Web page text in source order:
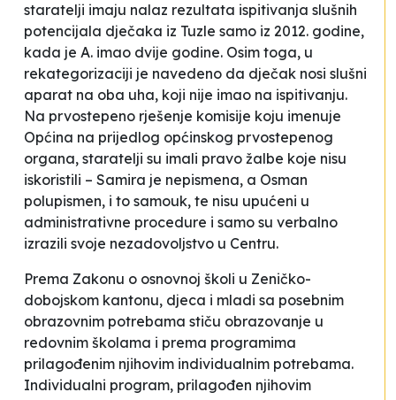
staratelji imaju nalaz rezultata ispitivanja slušnih
potencijala dječaka iz Tuzle samo iz 2012. godine,
kada je A. imao dvije godine. Osim toga, u
rekategorizaciji je navedeno da dječak nosi slušni
aparat na oba uha, koji nije imao na ispitivanju.
Na prvostepeno rješenje komisije koju imenuje
Općina na prijedlog općinskog prvostepenog
organa, staratelji su imali pravo žalbe koje nisu
iskoristili – Samira je nepismena, a Osman
polupismen, i to samouk, te nisu upućeni u
administrativne procedure i samo su verbalno
izrazili svoje nezadovoljstvo u Centru.
Prema Zakonu o osnovnoj školi u Zeničko-
dobojskom kantonu, djeca i mladi sa posebnim
obrazovnim potrebama stiču obrazovanje u
redovnim školama i prema programima
prilagođenim njihovim individualnim potrebama.
Individualni program, prilagođen njihovim